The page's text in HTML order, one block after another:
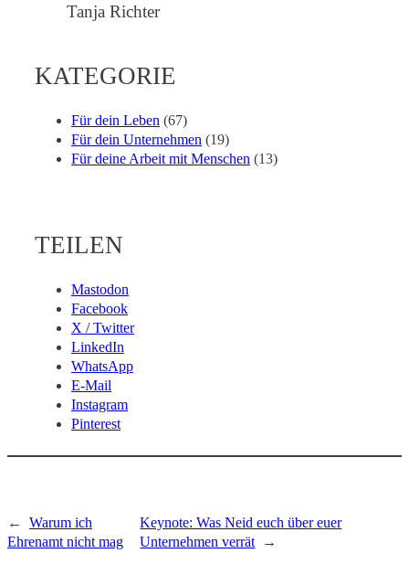
Tanja Richter
KATEGORIE
Für dein Leben (67)
Für dein Unternehmen (19)
Für deine Arbeit mit Menschen (13)
TEILEN
Mastodon
Facebook
X / Twitter
LinkedIn
WhatsApp
E-Mail
Instagram
Pinterest
←
Warum ich
Ehrenamt nicht mag
Keynote: Was Neid euch über euer
Unternehmen verrät
→